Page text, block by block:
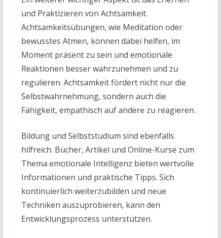
und Praktizieren von Achtsamkeit.
Achtsamkeitsübungen, wie Meditation oder
bewusstes Atmen, können dabei helfen, im
Moment präsent zu sein und emotionale
Reaktionen besser wahrzunehmen und zu
regulieren. Achtsamkeit fördert nicht nur die
Selbstwahrnehmung, sondern auch die
Fähigkeit, empathisch auf andere zu reagieren.
Bildung und Selbststudium sind ebenfalls
hilfreich. Bücher, Artikel und Online-Kurse zum
Thema emotionale Intelligenz bieten wertvolle
Informationen und praktische Tipps. Sich
kontinuierlich weiterzubilden und neue
Techniken auszuprobieren, kann den
Entwicklungsprozess unterstützen.